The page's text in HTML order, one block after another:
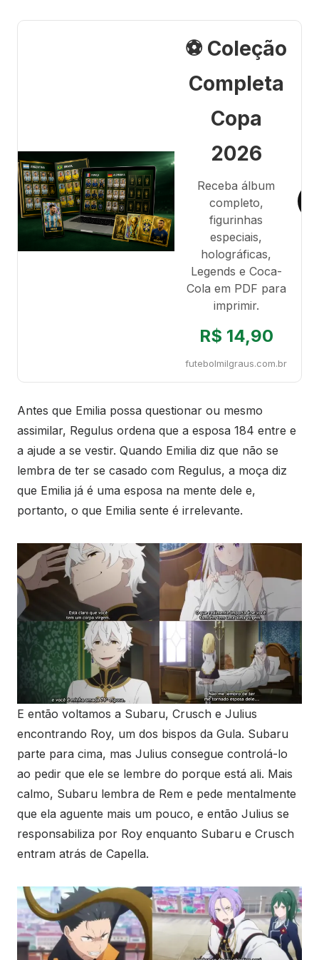
⚽ Coleção
Completa
Copa
2026
Receba álbum
completo,
figurinhas
especiais,
holográficas,
Legends e Coca-
Cola em PDF para
imprimir.
R$ 14,90
futebolmilgraus.com.br
Antes que Emilia possa questionar ou mesmo
assimilar, Regulus ordena que a esposa 184 entre e
a ajude a se vestir. Quando Emilia diz que não se
lembra de ter se casado com Regulus, a moça diz
que Emilia já é uma esposa na mente dele e,
portanto, o que Emilia sente é irrelevante.
E então voltamos a Subaru, Crusch e Julius
encontrando Roy, um dos bispos da Gula. Subaru
parte para cima, mas Julius consegue controlá-lo
ao pedir que ele se lembre do porque está ali. Mais
calmo, Subaru lembra de Rem e pede mentalmente
que ela aguente mais um pouco, e então Julius se
responsabiliza por Roy enquanto Subaru e Crusch
entram atrás de Capella.